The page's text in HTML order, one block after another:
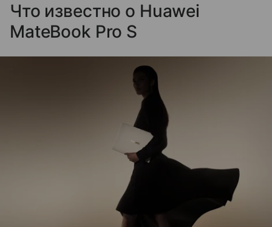
Что известно о Huawei
MateBook Pro S